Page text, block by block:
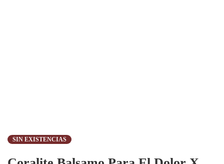
SIN EXISTENCIAS